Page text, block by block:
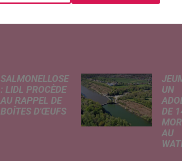
SALMONELLOSE
: LIDL PROCÈDE
AU RAPPEL DE
BOÎTES D'ŒUFS
UN
DE
AU